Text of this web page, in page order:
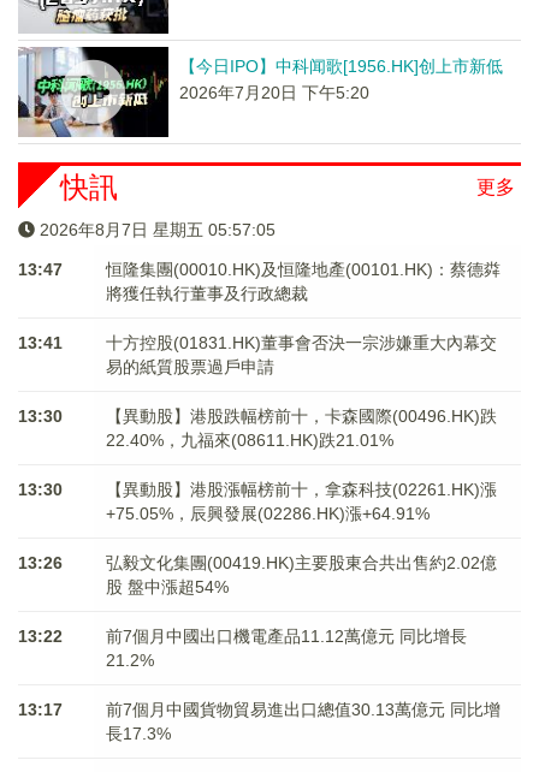
【今日IPO】中科闻歌[1956.HK]创上市新低
2026年7月20日 下午5:20
更多
快訊
2026年8月7日 星期五 05:57:05
13:47
恒隆集團(00010.HK)及恒隆地產(00101.HK)：蔡德粦
將獲任執行董事及行政總裁
13:41
十方控股(01831.HK)董事會否決一宗涉嫌重大內幕交
易的紙質股票過戶申請
13:30
【異動股】港股跌幅榜前十，卡森國際(00496.HK)跌
22.40%，九福來(08611.HK)跌21.01%
13:30
【異動股】港股漲幅榜前十，拿森科技(02261.HK)漲
+75.05%，辰興發展(02286.HK)漲+64.91%
13:26
弘毅文化集團(00419.HK)主要股東合共出售約2.02億
股 盤中漲超54%
13:22
前7個月中國出口機電產品11.12萬億元 同比增長
21.2%
13:17
前7個月中國貨物貿易進出口總值30.13萬億元 同比增
長17.3%